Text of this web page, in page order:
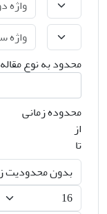
محدود به نوع مقاله
محدوده زمانی
از
تا